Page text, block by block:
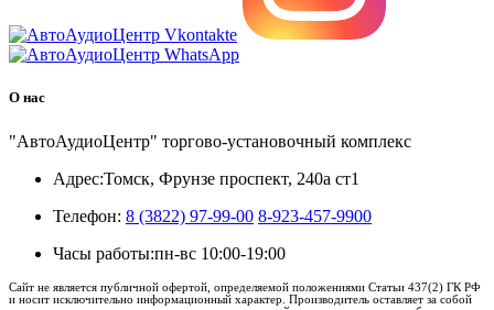
О нас
"АвтоАудиоЦентр" торгово-установочный комплекс
Адрес:Томск, Фрунзе проспект, 240а ст1
Телефон: 8 (3822) 97-99-00 8-923-457-9900
Часы работы:пн-вс 10:00-19:00
Сайт не является публичной офертой, определяемой положениями Статьи 437(2) ГК РФ
и носит исключительно информационный характер. Производитель оставляет за собой